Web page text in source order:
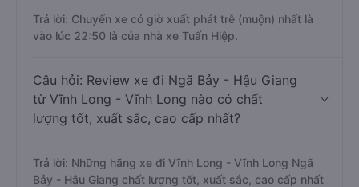
Trả lời: Chuyến xe có giờ xuất phát trễ (muộn) nhất là
vào lúc 22:50 là của nhà xe Tuấn Hiệp.
Câu hỏi: Review xe đi Ngã Bảy - Hậu Giang
từ Vĩnh Long - Vĩnh Long nào có chất
lượng tốt, xuất sắc, cao cấp nhất?
Trả lời: Những hãng xe đi Vĩnh Long - Vĩnh Long Ngã
Bảy - Hậu Giang chất lượng tốt, xuất sắc, cao cấp nhất